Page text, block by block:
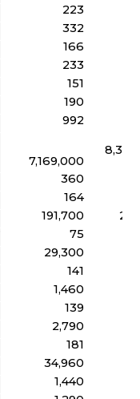
223
332
166
233
151
190
992
7,169,000
360
164
191,700
75
29,300
141
1,460
139
2,790
181
34,960
1,440